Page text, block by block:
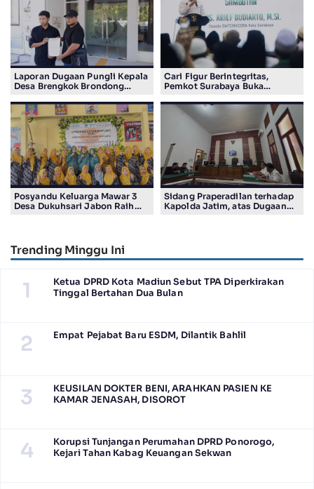
Laporan Dugaan Pungli Kepala
Desa Brengkok Brondong
Lamongan
Cari Figur Berintegritas,
Pemkot Surabaya Buka
BAZNAS Periode 2026–2031
Posyandu Keluarga Mawar 3
Desa Dukuhsari Jabon Raih
Sidang Praperadilan terhadap
Kapolda Jatim, atas Dugaan
Trending Minggu Ini
1
Ketua DPRD Kota Madiun Sebut TPA Diperkirakan
Tinggal Bertahan Dua Bulan
2 Empat Pejabat Baru ESDM, Dilantik Bahlil
3
KEUSILAN DOKTER BENI, ARAHKAN PASIEN KE
KAMAR JENASAH, DISOROT
4
Korupsi Tunjangan Perumahan DPRD Ponorogo,
Kejari Tahan Kabag Keuangan Sekwan